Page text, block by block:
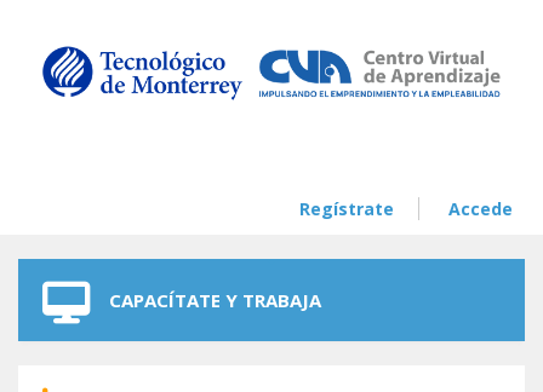
Regístrate Accede
CAPACÍTATE Y TRABAJA